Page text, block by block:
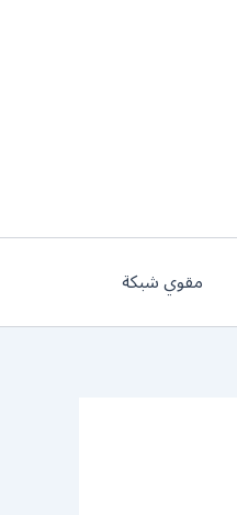
مقوي شبكة